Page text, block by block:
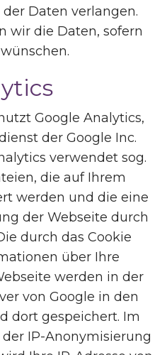
Daten verlangen.
wir die Daten, sofern
Google Analytics,
der Google Inc.
verwendet sog.
die auf Ihrem
werden und die eine
der Webseite durch
durch das Cookie
über Ihre
werden in der
von Google in den
dort gespeichert. Im
IP-Anonymisierung